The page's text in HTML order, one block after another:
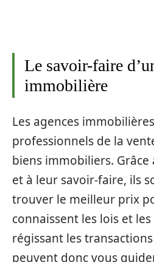
Le savoir-faire
immobilière
Les agences
professionnels de la
biens immobiliers. Grâce
et à leur savoir-faire, ils
trouver le meilleur prix
connaissent les lois et
régissant les
peuvent donc vous